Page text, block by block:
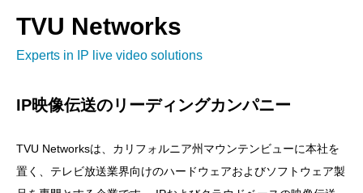
TVU Networks
Experts in IP live video solutions
IP映像伝送のリーディングカンパニー
TVU Networksは、カリフォルニア州マウンテンビューに本社を
置く、テレビ放送業界向けのハードウェアおよびソフトウェア製